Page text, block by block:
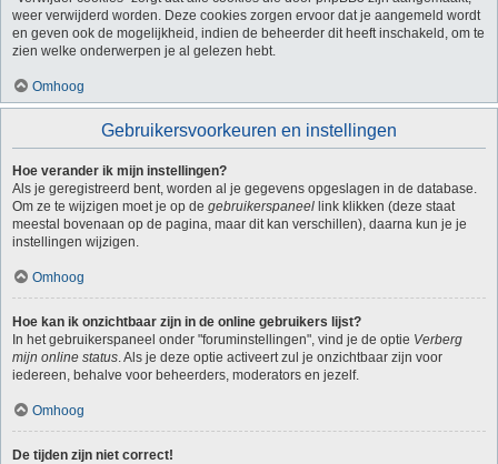
weer verwijderd worden. Deze cookies zorgen ervoor dat je aangemeld wordt
en geven ook de mogelijkheid, indien de beheerder dit heeft inschakeld, om te
zien welke onderwerpen je al gelezen hebt.
Omhoog
Gebruikersvoorkeuren en instellingen
Hoe verander ik mijn instellingen?
Als je geregistreerd bent, worden al je gegevens opgeslagen in de database.
Om ze te wijzigen moet je op de gebruikerspaneel link klikken (deze staat
meestal bovenaan op de pagina, maar dit kan verschillen), daarna kun je je
instellingen wijzigen.
Omhoog
Hoe kan ik onzichtbaar zijn in de online gebruikers lijst?
In het gebruikerspaneel onder "foruminstellingen", vind je de optie Verberg
mijn online status. Als je deze optie activeert zul je onzichtbaar zijn voor
iedereen, behalve voor beheerders, moderators en jezelf.
Omhoog
De tijden zijn niet correct!